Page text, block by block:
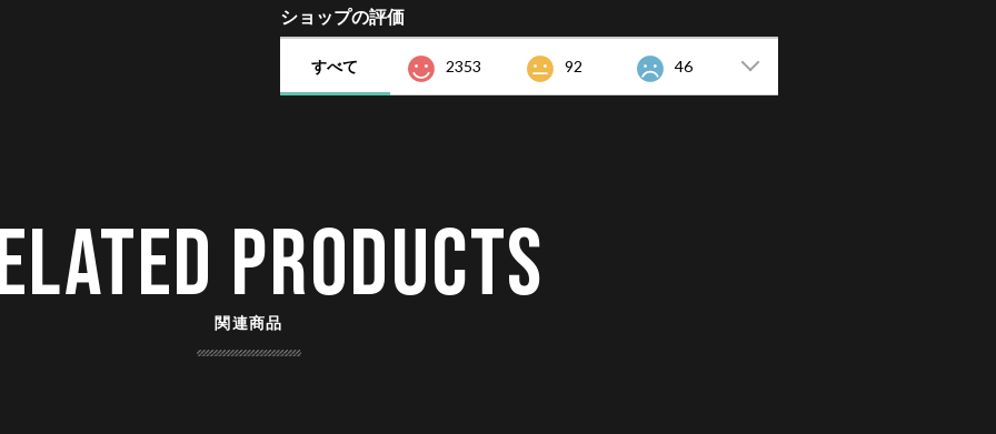
ショップの評価
すべて 2353 92 46
PRODUCTS
関連商品